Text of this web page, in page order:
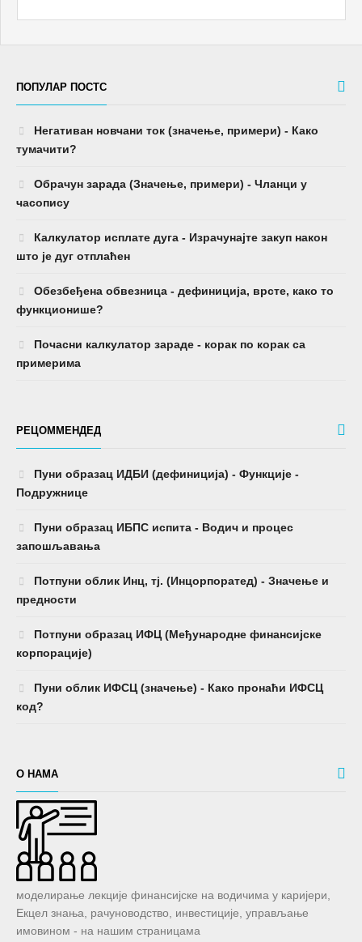
ПОПУЛАР ПОСТС
Негативан новчани ток (значење, примери) - Како
тумачити?
Обрачун зарада (Значење, примери) - Чланци у
часопису
Калкулатор исплате дуга - Израчунајте закуп након
што је дуг отплаћен
Обезбеђена обвезница - дефиниција, врсте, како то
функционише?
Почасни калкулатор зараде - корак по корак са
примерима
РЕЦОММЕНДЕД
Пуни образац ИДБИ (дефиниција) - Функције -
Подружнице
Пуни образац ИБПС испита - Водич и процес
запошљавања
Потпуни облик Инц, тј. (Инцорпоратед) - Значење и
предности
Потпуни образац ИФЦ (Међународне финансијске
корпорације)
Пуни облик ИФСЦ (значење) - Како пронаћи ИФСЦ
код?
О НАМА
моделирање лекције финансијске на водичима у каријери,
Екцел знања, рачуноводство, инвестиције, управљање
имовином - на нашим страницама